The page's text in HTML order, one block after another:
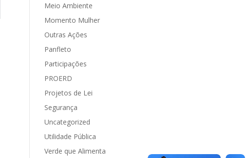
Meio Ambiente
Momento Mulher
Outras Ações
Panfleto
Participações
PROERD
Projetos de Lei
Segurança
Uncategorized
Utilidade Pública
Verde que Alimenta